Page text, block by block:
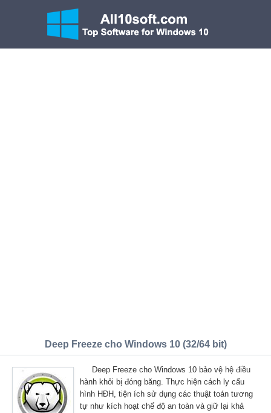
Deep Freeze cho Windows 10 (32/64 bit)
Deep Freeze cho Windows 10 bảo vệ hệ điều
hành khỏi bị đóng băng. Thực hiện cách ly cấu
hình HĐH, tiện ích sử dụng các thuật toán tương
tự như kích hoạt chế độ an toàn và giữ lại khả